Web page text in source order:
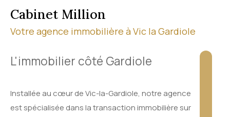
Cabinet Million
Votre agence immobilière à Vic la Gardiole
L'immobilier côté Gardiole
Installée au cœur de Vic-la-Gardiole, notre agence
est spécialisée dans la transaction immobilière sur